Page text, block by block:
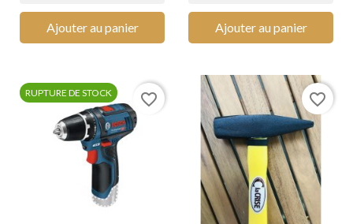
Ajouter au panier Ajouter au panier
RUPTURE DE STOCK favorite_border favorite_border